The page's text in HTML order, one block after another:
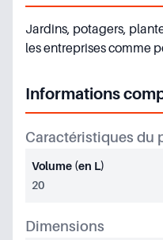
Jardins, potagers,
les entreprises comme
Informations
Caractéristiques du
Volume (en L)
20
Dimensions